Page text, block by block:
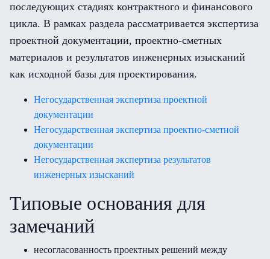
последующих стадиях контрактного и финансового
цикла. В рамках раздела рассматривается экспертиза
проектной документации, проектно-сметных
материалов и результатов инженерных изысканий
как исходной базы для проектирования.
Негосударственная экспертиза проектной
документации
Негосударственная экспертиза проектно-сметной
документации
Негосударственная экспертиза результатов
инженерных изысканий
Типовые основания для
замечаний
несогласованность проектных решений между